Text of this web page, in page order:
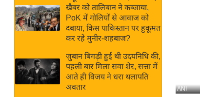
Hindi
Hindi
Videos
राय
बजट
IPL
2026
खैबर को तालिबान ने कब्जाया,
PoK में गोलियों से आवाज को
दबाया, किस पाकिस्तान पर हुकूमत
कर रहे मुनीर-शहबाज?
जुबान बिगड़ी हुई थी उदयनिधि की,
पहली बार मिला सवा शेर, सत्ता में
आते ही विजय ने धरा थलापति
अवतार
ANI